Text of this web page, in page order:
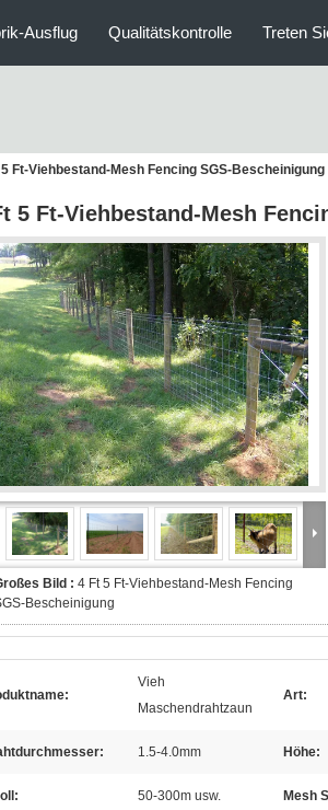
Ausflug Qualitätskontrolle Treten
Ft-Viehbestand-Mesh Fencing SGS-Bescheinigung
5 Ft-Viehbestand-Mesh
Bild : 4 Ft 5 Ft-Viehbestand-Mesh Fencing
Bescheinigung
Vieh
Maschendrahtzaun
Art:
1.5-4.0mm Höhe:
50-300m usw. Mesh